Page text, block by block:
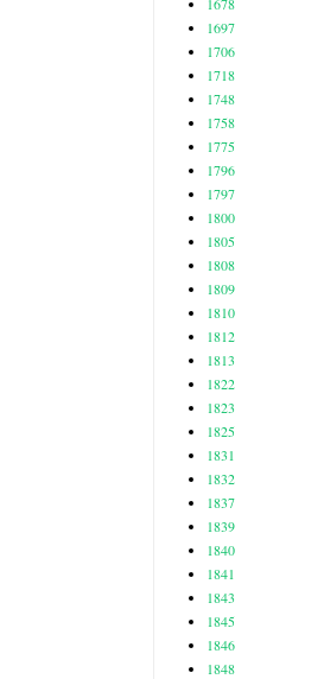
1697
1706
1718
1748
1758
1775
1796
1797
1800
1805
1808
1809
1810
1812
1813
1822
1823
1825
1831
1832
1837
1839
1840
1841
1843
1845
1846
1848